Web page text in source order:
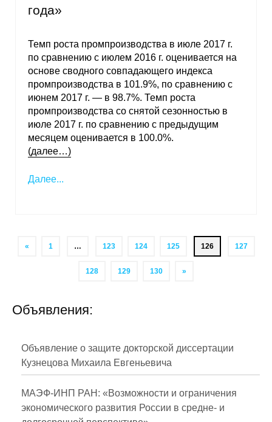
года»
Темп роста промпроизводства в июле 2017 г.
по сравнению с июлем 2016 г. оценивается на
основе сводного совпадающего индекса
промпроизводства в 101.9%, по сравнению с
июнем 2017 г. — в 98.7%. Темп роста
промпроизводства со снятой сезонностью в
июле 2017 г. по сравнению с предыдущим
месяцем оценивается в 100.0%.
(далее…)
Далее...
« 1 … 123 124 125 126 127
128 129 130 »
Объявления:
Объявление о защите докторской диссертации
Кузнецова Михаила Евгеньевича
МАЭФ-ИНП РАН: «Возможности и ограничения
экономического развития России в средне- и